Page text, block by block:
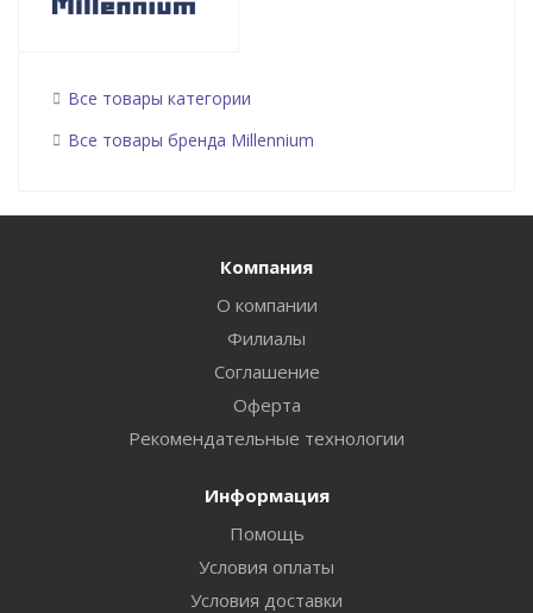
Все товары категории
Все товары бренда Millennium
Компания
О компании
Филиалы
Соглашение
Оферта
Рекомендательные технологии
Информация
Помощь
Условия оплаты
Условия доставки